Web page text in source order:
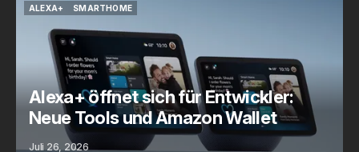
ALEXA+
SMARTHOME
Alexa+ öffnet sich für Entwickler:
Neue Tools und Amazon Wallet
Juli 26, 2026